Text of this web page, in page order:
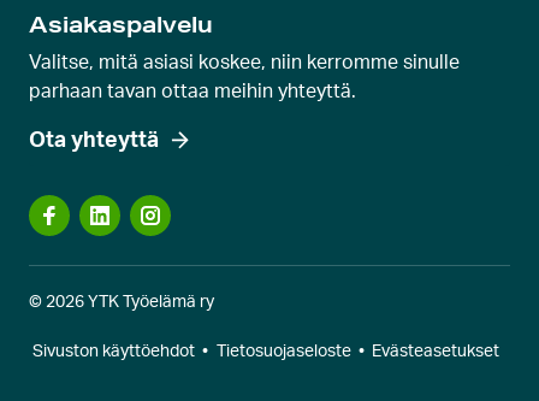
Asiakaspalvelu
Valitse, mitä asiasi koskee, niin kerromme sinulle
parhaan tavan ottaa meihin yhteyttä.
Ota yhteyttä
© 2026 YTK Työelämä ry
Sivuston käyttöehdot • Tietosuojaseloste • Evästeasetukset